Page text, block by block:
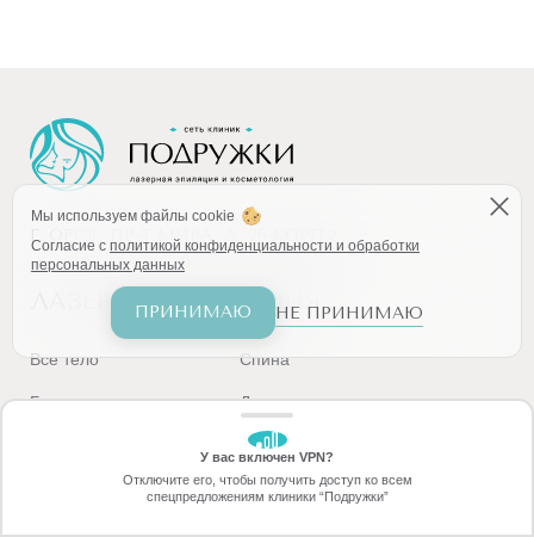
Г. ОРСК, ПР-Т МИРА, Д. 26 КОРП.2
ЛАЗЕРНАЯ ЭПИЛЯЦИЯ
Все тело
Бикини
Голени
Спина
Декольте
Ягодицы
Пальцы
Межъягодичная зона
Позвоните
ЗАБЕРИТЕ СКИДКУ
70%
Мы используем файлы cookie
Согласие с политикой конфиденциальности и обработки
персональных данных
ПРИНИМАЮ НЕ ПРИНИМАЮ
У вас включен VPN?
Отключите его, чтобы получить доступ ко всем
спецпредложениям клиники “Подружки”